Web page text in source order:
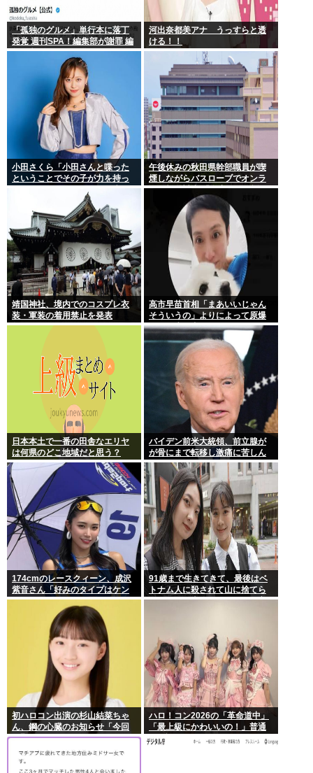
「孤独のグルメ」単行本に落丁
発覚 週刊SPA！編集部が謝罪 編
集・印刷工程で不備
河出奈都美アナ うっすらと透
ける！！
小田さくら「小田さんと喋った
ということでその子が力を持っ
てしまわないように、研修生と
午後休みの秋田県幹部職員が喫
煙しながらバスローブでオンラ
イン報道対応 「自宅」との説明
に疑義 背景がラブホテルの客室
ような壁紙
靖国神社、境内でのコスプレ衣
装・軍装の着用禁止を発表
高市早苗首相「まあいいじゃん
そういうの」よりによって原爆
の日に歯医者に行ってたことが
発覚し批判が殺到大炎上
日本本土で一番の田舎なエリヤ
は何県のどこ地域だと思う？
バイデン前米大統領、前立腺が
が骨にまで転移し激痛に苦しん
でるもよう
174cmのレースクィーン、成沢
紫音さん「好みのタイプはケン
モメン」
91歳まで生きてきて、最後はベ
トナム人に殺されて山に捨てら
れるって日本終わってんだろ高
初ハロコン出演の杉山結菜ちゃ
ん、鋼の心臓のお知らせ「今回
も緊張してません」
ハロ！コン2026の「革命道中」
「最上級にかわいいの！」普通
に好評wwwww